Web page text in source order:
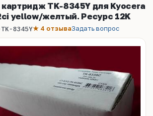
TK-8345Y для Kyocera
yellow/желтый. Ресурс 12K
TK-8345Y★ 4 отзываЗадать вопрос